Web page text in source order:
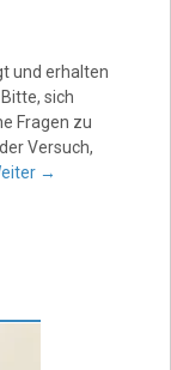
und erhalten
sich
Fragen zu
Versuch,
→